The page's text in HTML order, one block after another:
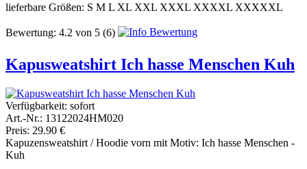
lieferbare Größen: S M L XL XXL XXXL XXXXL XXXXXL
Bewertung: 4.2 von 5 (6)
Kapusweatshirt Ich hasse Menschen Kuh
Verfügbarkeit: sofort
Art.-Nr.: 13122024HM020
Preis: 29.90 €
Kapuzensweatshirt / Hoodie vorn mit Motiv: Ich hasse Menschen -
Kuh